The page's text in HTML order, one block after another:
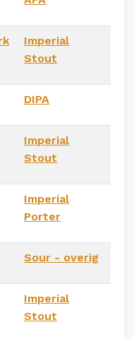
Imperial
Stout
DIPA
Imperial
Stout
Imperial
Porter
Sour - overig
Imperial
Stout